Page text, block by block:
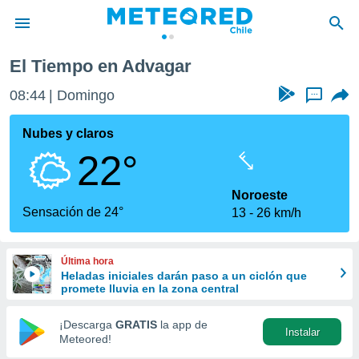
de
por
que se
calidad.
a este
las
y
forma
digital
basada
El Tiempo en Advagar
08:44 Domingo ...
Nubes y claros
22°
Sensación de 24°
Noroeste
13
26 km/h
Última hora
Heladas iniciales darán paso a un ciclón que
promete lluvia en la zona central
¡Descarga GRATIS la app de
Meteored!
Instalar